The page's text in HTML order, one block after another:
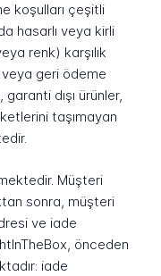
koşulları çeşitli
hasarlı veya kirli
renk) karşılık
geri ödeme
dışı ürünler,
taşımayan
Müşteri
sonra, müşteri
ve iade
önceden
iade